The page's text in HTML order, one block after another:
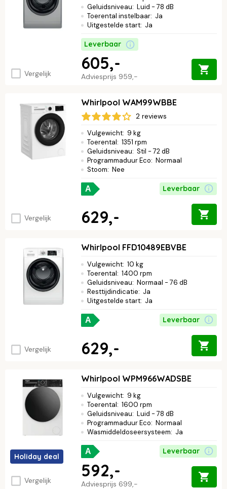
Vergelijk
Geluidsniveau: Luid - 78 dB
Toerental instelbaar: Ja
Uitgestelde start: Ja
Leverbaar
Adviesprijs 959,-
605,-
Vergelijk
Whirlpool WAM99WBBE
2 reviews
Vulgewicht: 9 kg
Toerental: 1351 rpm
Geluidsniveau: Stil - 72 dB
Programmaduur Eco: Normaal
Stoom: Nee
A Leverbaar
629,-
Vergelijk
Whirlpool FFD10489EBVBE
Vulgewicht: 10 kg
Toerental: 1400 rpm
Geluidsniveau: Normaal - 76 dB
Resttijdindicatie: Ja
Uitgestelde start: Ja
A Leverbaar
629,-
Holiday deal
Vergelijk
Whirlpool WPM966WADSBE
Vulgewicht: 9 kg
Toerental: 1600 rpm
Geluidsniveau: Luid - 78 dB
Programmaduur Eco: Normaal
Wasmiddeldoseersysteem: Ja
A Leverbaar
Adviesprijs 699,-
592,-